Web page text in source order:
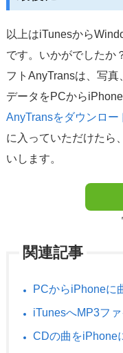
以上はiTunesから
です。いかがでしたか
フトAnyTransは、写
データをPCから
AnyTransをダウンロー
に入っていただけたら
いします。
関連記事
PCからiPhoneに
iTunesへMP3フ
CDの曲をiPhone